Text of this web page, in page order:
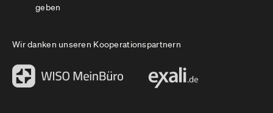
geben
Wir danken unseren Kooperationspartnern